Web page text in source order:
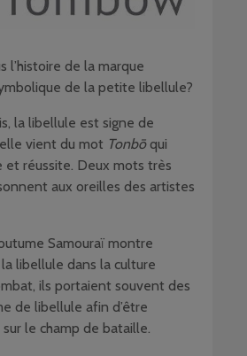
l’histoire de la marque
de la petite libellule?
la libellule est signe de
vient du mot Tonbōqui
et réussite. Deux mots très
aux oreilles des artistes
Samouraï montre
libellule dans la culture
ils portaient souvent des
de libellule afin d’être
le champ de bataille.